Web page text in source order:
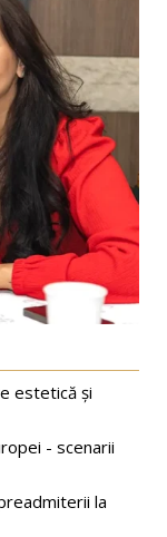
estetică și
- scenarii
la